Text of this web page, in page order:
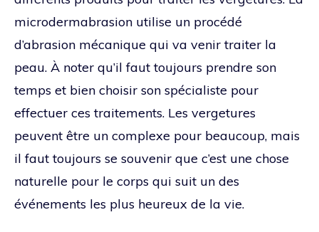
microdermabrasion utilise un procédé
d’abrasion mécanique qui va venir traiter la
peau. À noter qu’il faut toujours prendre son
temps et bien choisir son spécialiste pour
effectuer ces traitements. Les vergetures
peuvent être un complexe pour beaucoup, mais
il faut toujours se souvenir que c’est une chose
naturelle pour le corps qui suit un des
événements les plus heureux de la vie.